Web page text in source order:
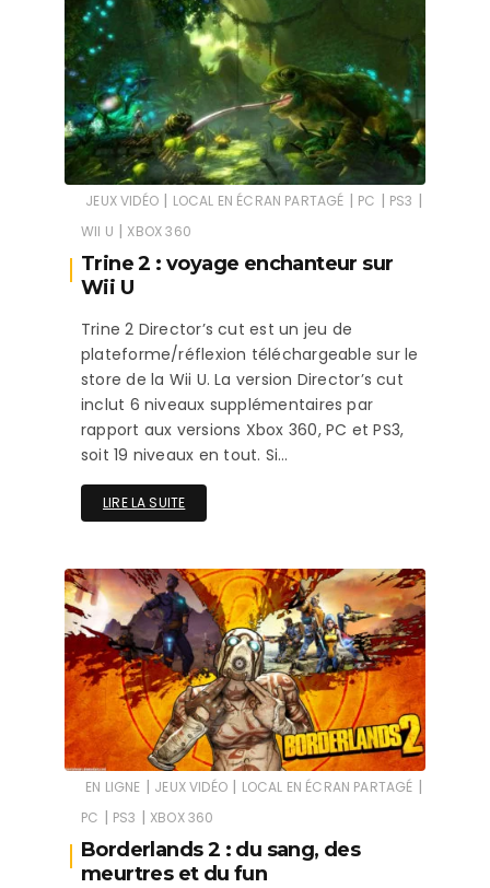
JEUX VIDÉO | LOCAL EN ÉCRAN PARTAGÉ | PC | PS3 |
WII U | XBOX 360
Trine 2 : voyage enchanteur sur
Wii U
Trine 2 Director’s cut est un jeu de
plateforme/réflexion téléchargeable sur le
store de la Wii U. La version Director’s cut
inclut 6 niveaux supplémentaires par
rapport aux versions Xbox 360, PC et PS3,
soit 19 niveaux en tout. Si…
LIRE LA SUITE
EN LIGNE | JEUX VIDÉO | LOCAL EN ÉCRAN PARTAGÉ |
PC | PS3 | XBOX 360
Borderlands 2 : du sang, des
meurtres et du fun